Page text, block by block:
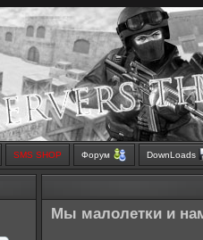
SMS SHOP Форум DownLoads
Мы малолетки и